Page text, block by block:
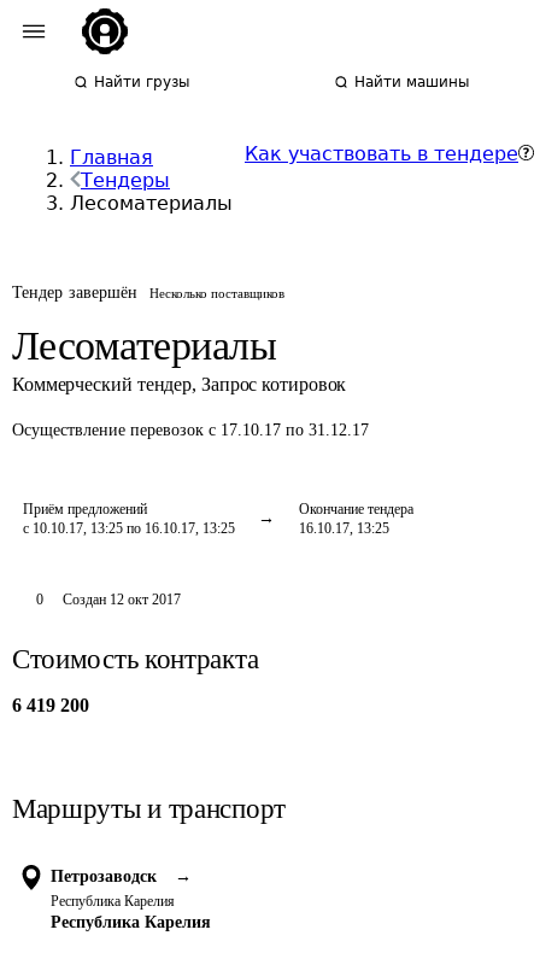
Найти грузы Найти машины
Главная
Тендеры
Лесоматериалы
Как участвовать в тендере
Тендер завершён Несколько поставщиков
Лесоматериалы
Коммерческий тендер, Запрос котировок
Осуществление перевозок с 17.10.17 по 31.12.17
Приём предложений
с 10.10.17, 13:25 по 16.10.17, 13:25
Окончание тендера
16.10.17, 13:25
0 Создан 12 окт 2017
Стоимость контракта
6 419 200
Маршруты и транспорт
Петрозаводск →
Республика Карелия
Республика Карелия